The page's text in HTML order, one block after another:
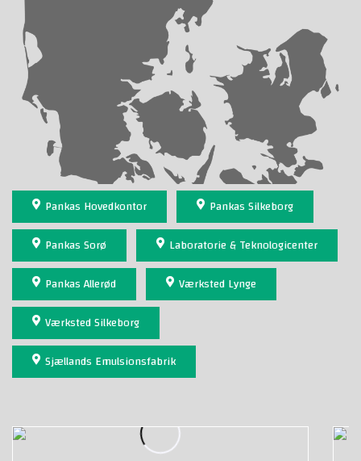
Pankas Hovedkontor
Pankas Silkeborg
Pankas Sorø
Laboratorie & Teknologicenter
Pankas Allerød
Værksted Lynge
Værksted Silkeborg
Sjællands Emulsionsfabrik